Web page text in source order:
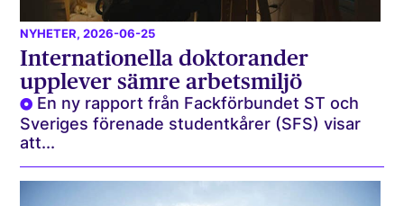
NYHETER, 2026-06-25
Internationella doktorander
upplever sämre arbetsmiljö
En ny rapport från Fackförbundet ST och
Sveriges förenade studentkårer (SFS) visar
att...